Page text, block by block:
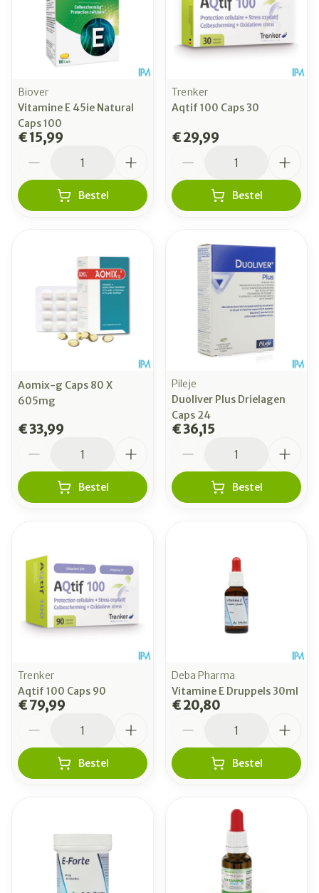
Biover
Vitamine E 45ie Natural
Caps 100
€ 15,99
Bestel
Trenker
Aqtif 100 Caps 30
€ 29,99
Bestel
Aomix-g Caps 80 X
605mg
€ 33,99
Bestel
Pileje
Duoliver Plus Drielagen
Caps 24
€ 36,15
Bestel
Trenker
Aqtif 100 Caps 90
€ 79,99
Bestel
Deba Pharma
Vitamine E Druppels 30ml
€ 20,80
Bestel